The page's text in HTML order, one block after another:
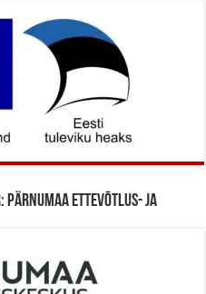
Pärnumaa Ettevõtlus- ja